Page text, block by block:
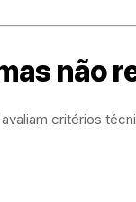
não
critérios